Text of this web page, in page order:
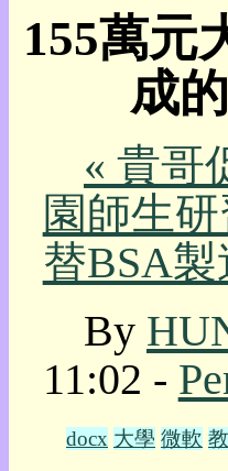
我
的155萬元
成
« 貴哥
園師生
替BSA
By
11:02 -
docx 大學 微軟